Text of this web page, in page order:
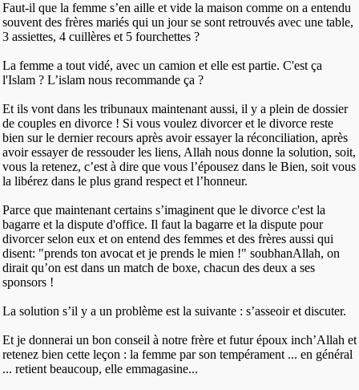
Faut-il que la femme s’en aille et vide la maison comme on a entendu
souvent des frères mariés qui un jour se sont retrouvés avec une table,
3 assiettes, 4 cuillères et 5 fourchettes ?
La femme a tout vidé, avec un camion et elle est partie. C'est ça
l'Islam ? L’islam nous recommande ça ?
Et ils vont dans les tribunaux maintenant aussi, il y a plein de dossier
de couples en divorce ! Si vous voulez divorcer et le divorce reste
bien sur le dernier recours après avoir essayer la réconciliation, après
avoir essayer de ressouder les liens, Allah nous donne la solution, soit,
vous la retenez, c’est à dire que vous l’épousez dans le Bien, soit vous
la libérez dans le plus grand respect et l’honneur.
Parce que maintenant certains s’imaginent que le divorce c'est la
bagarre et la dispute d'office. Il faut la bagarre et la dispute pour
divorcer selon eux et on entend des femmes et des frères aussi qui
disent: "prends ton avocat et je prends le mien !" soubhanAllah, on
dirait qu’on est dans un match de boxe, chacun des deux a ses
sponsors !
La solution s’il y a un problème est la suivante : s’asseoir et discuter.
Et je donnerai un bon conseil à notre frère et futur époux inch’Allah et
retenez bien cette leçon : la femme par son tempérament ... en général
... retient beaucoup, elle emmagasine...